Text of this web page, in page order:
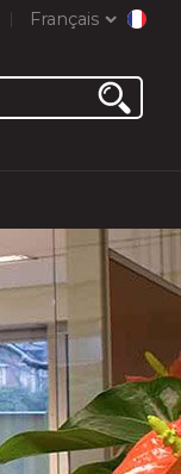
Français